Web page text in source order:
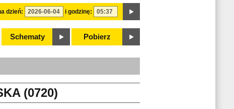
dzień: i godzinę:
Schematy Pobierz
(0720)